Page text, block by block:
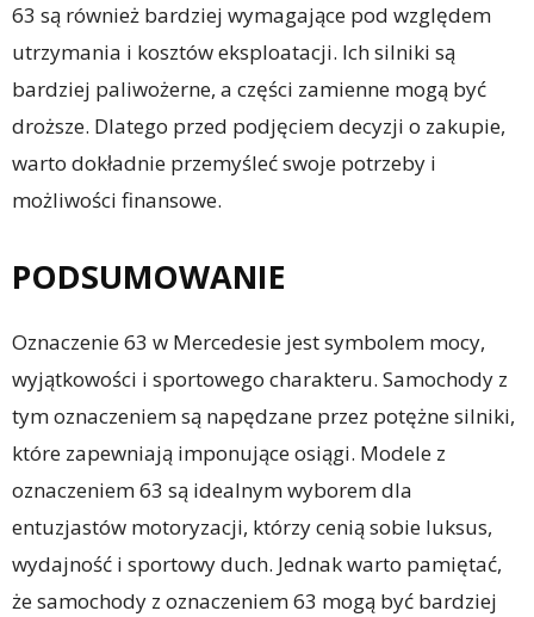
63 są również bardziej wymagające pod względem
utrzymania i kosztów eksploatacji. Ich silniki są
bardziej paliwożerne, a części zamienne mogą być
droższe. Dlatego przed podjęciem decyzji o zakupie,
warto dokładnie przemyśleć swoje potrzeby i
możliwości finansowe.
PODSUMOWANIE
Oznaczenie 63 w Mercedesie jest symbolem mocy,
wyjątkowości i sportowego charakteru. Samochody z
tym oznaczeniem są napędzane przez potężne silniki,
które zapewniają imponujące osiągi. Modele z
oznaczeniem 63 są idealnym wyborem dla
entuzjastów motoryzacji, którzy cenią sobie luksus,
wydajność i sportowy duch. Jednak warto pamiętać,
że samochody z oznaczeniem 63 mogą być bardziej